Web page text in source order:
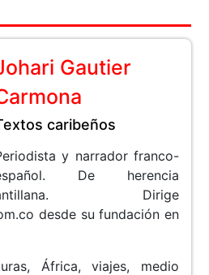
Gautier
caribeños
y narrador franco-
De herencia
Dirige
desde su fundación en
África, viajes, medio